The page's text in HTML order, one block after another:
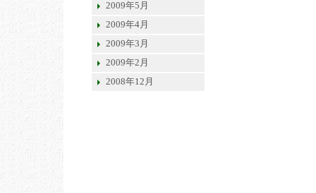
2009年5月
2009年4月
2009年3月
2009年2月
2008年12月